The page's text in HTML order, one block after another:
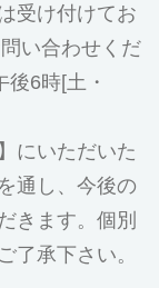
受け付けてお
い合わせくだ
6時[土・
】にいただいた
通し、今後の
きます。個別
了承下さい。